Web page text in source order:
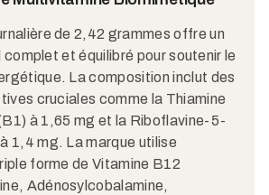
de 2,42 grammes offre un
et équilibré pour soutenir le
La composition inclut des
cruciales comme la Thiamine
à 1,65 mg et la Riboflavine-5-
1,4 mg. La marque utilise
forme de Vitamine B12
Adénosylcobalamine,